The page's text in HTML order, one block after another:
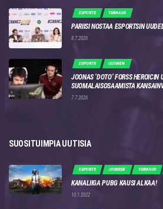
ESPORTS TURNAUS
PARIISI NOSTAA ESPORTSIN
8.7.2026
ESPORTS UUTINEN
JOONAS ‘DOTO’ FORSS
SUOMALAISOSAAMISTA
7.7.2026
SUOSITUIMPIA UUTISIA
ESPORTS JOUKKUE TURNAUS
KANALIIGA PUBG KAUSI ALKAA!
10.1.2022